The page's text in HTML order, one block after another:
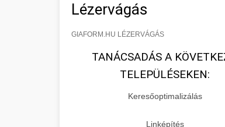
Lézervágás
GIAFORM.HU LÉZERVÁGÁS
TANÁCSADÁS A
TELEPÜLÉSEKEN:
Keresőoptimalizálás
Linképítés